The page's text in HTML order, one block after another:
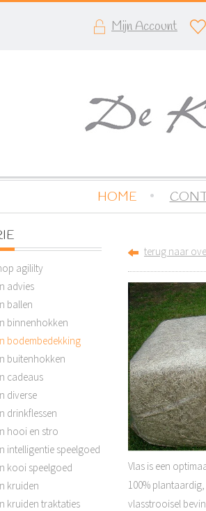
Mijn Account
HOME
agililty
advies
ballen
binnenhokken
bodembedekking
buitenhokken
cadeaus
diverse
drinkflessen
hooi en stro
intelligentie speelgoed
kooi speelgoed
kruiden
kruiden traktaties
terug naar
Vlas is een
100%
vlasstrooisel